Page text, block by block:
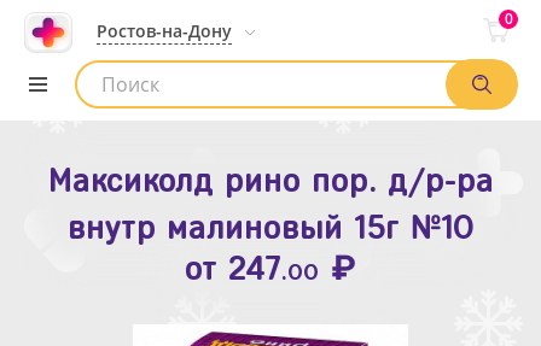
Ростов-на-Дону
0
Список аптек
Максиколд рино пор. д/р-ра
внутр малиновый 15г №10
от 247.00 ₽
Зодак таб. п.п.о. 10мг №10
от109.80 ₽